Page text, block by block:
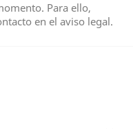
Para ello,
en el aviso legal.